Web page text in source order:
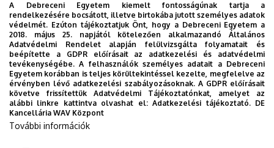
2026. augusztus 6.
Közeleg a 10. yoUDay, hazai sztárok
a láthatáron
HALLGATÓK INTÉZMÉNYI
A Debreceni Egyetem kiemelt fontosságúnak tartja a
rendelkezésére bocsátott, illetve birtokába jutott személyes adatok
védelmét. Ezúton tájékoztatjuk Önt, hogy a Debreceni Egyetem a
2018. május 25. napjától kötelezően alkalmazandó Általános
Adatvédelmi Rendelet alapján felülvizsgálta folyamatait és
beépítette a GDPR előírásait az adatkezelési és adatvédelmi
tevékenységébe. A felhasználók személyes adatait a Debreceni
Egyetem korábban is teljes körültekintéssel kezelte, megfelelve az
érvényben lévő adatkezelési szabályozásoknak. A GDPR előírásait
követve frissítettük Adatvédelmi Tájékoztatónkat, amelyet az
alábbi linkre kattintva olvashat el:Adatkezelési tájékoztató. DE
Kancellária WAV Központ
További információk